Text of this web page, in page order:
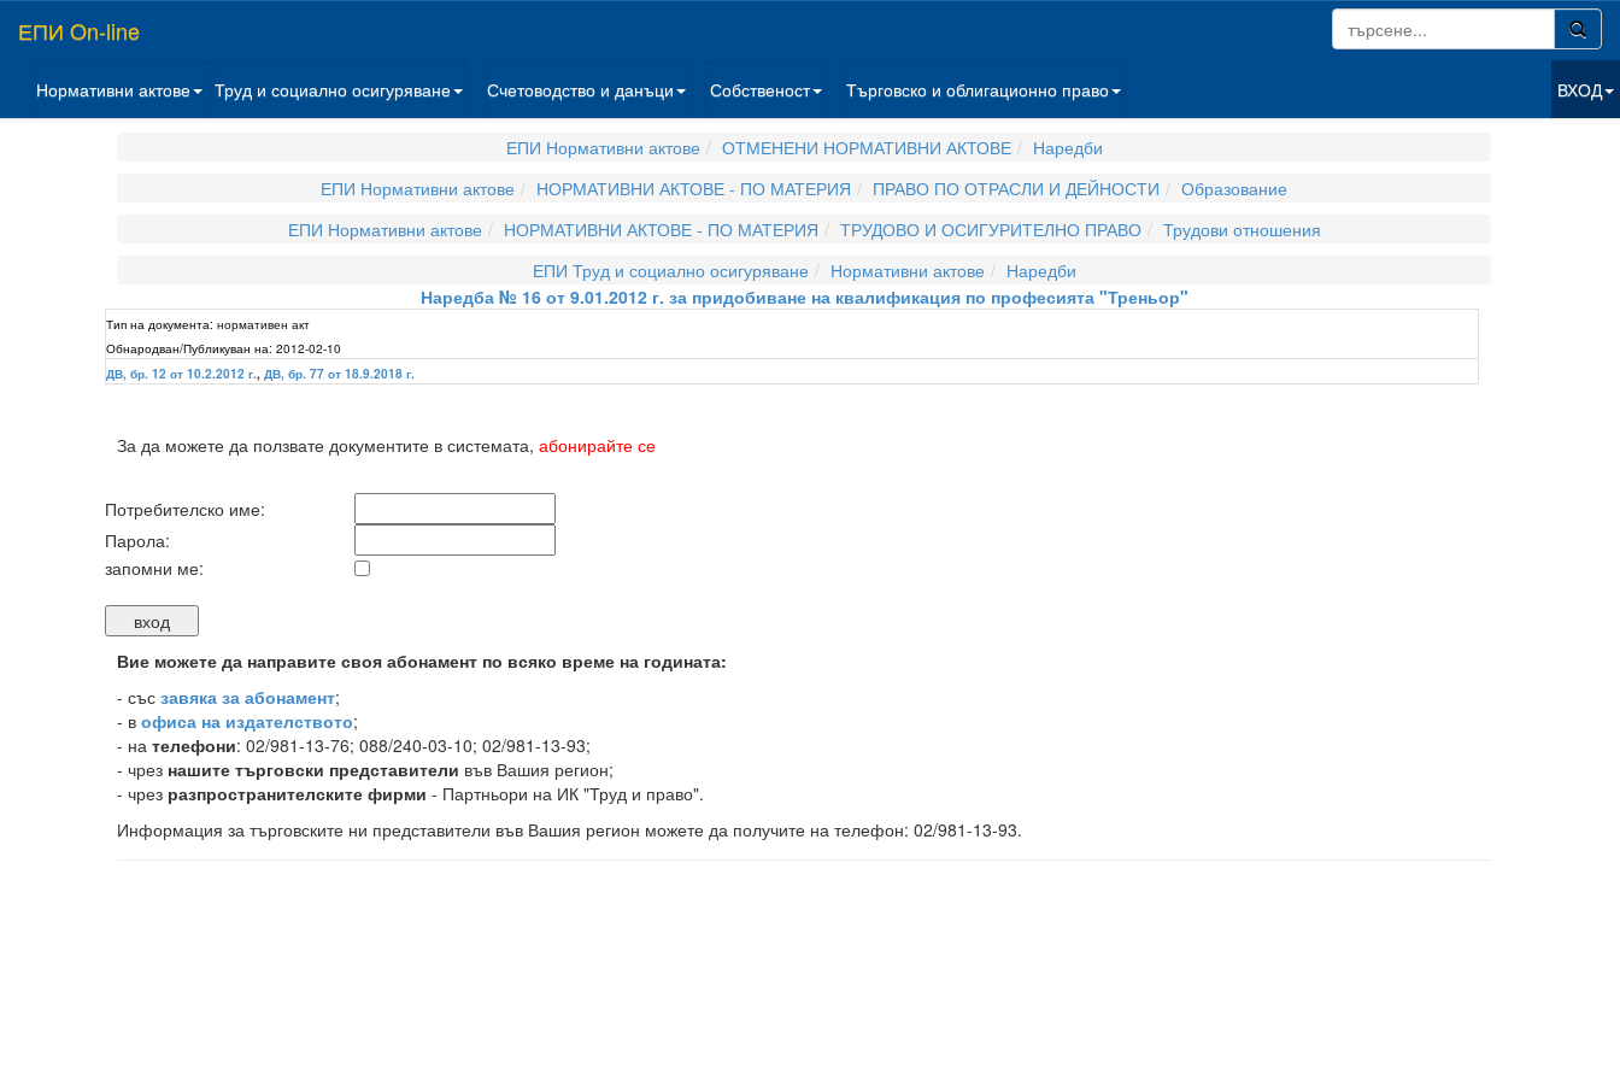
ЕПИ On-line
Нормативни актове Труд и социално осигуряване Счетоводство и данъци Собственост Търговско и облигационно право ВХОД
ЕПИ Нормативни актове ОТМЕНЕНИ НОРМАТИВНИ АКТОВЕ
Наредби
ЕПИ Нормативни актове
НОРМАТИВНИ АКТОВЕ - ПО МАТЕРИЯ ПРАВО ПО ОТРАСЛИ И ДЕЙНОСТИ
Образование
ЕПИ Нормативни актове
НОРМАТИВНИ АКТОВЕ - ПО МАТЕРИЯ ТРУДОВО И ОСИГУРИТЕЛНО ПРАВО
Трудови отношения
ЕПИ Труд и социално осигуряване
Нормативни актове
Наредби
Наредба № 16 от 9.01.2012 г. за придобиване на квалификация по професията "Треньор"
Тип на документа: нормативен акт
Обнародван/Публикуван на: 2012-02-10
ДВ, бр. 12 от 10.2.2012 г., ДВ, бр. 77 от 18.9.2018 г.
За да можете да ползвате документите в системата, абонирайте се
Потребителско име:
Парола:
запомни ме:
Вие можете да направите своя абонамент по всяко време на годината:
- със завяка за абонамент;
- в офиса на издателството;
- на телефони: 02/981-13-76; 088/240-03-10; 02/981-13-93;
- чрез нашите търговски представители във Вашия регион;
- чрез разпространителските фирми - Партньори на ИК "Труд и право".
Информация за търговските ни представители във Вашия регион можете да получите на телефон: 02/981-13-93.